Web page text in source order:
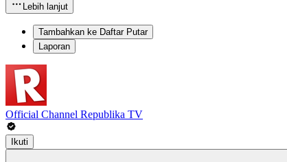
Lebih lanjut
Tambahkan ke Daftar Putar
Laporan
Official Channel Republika TV
Ikuti